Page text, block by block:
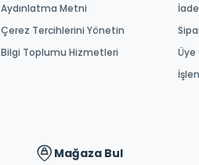
Aydınlatma Metni
Çerez Tercihlerini Yönetin
Bilgi Toplumu Hizmetleri
Üye
Mağaza Bul